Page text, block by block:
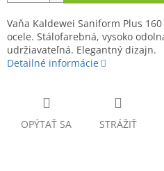
Vaňa Kaldewei Saniform Plus
ocele. Stálofarebná, vysoko
udržiavateľná. Elegantný dizajn.
Detailné informácie
OPÝTAŤ SA STRÁŽIŤ